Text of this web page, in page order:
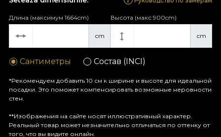
cm
Длина (максимум 1664cm)
cm
Высота (макс 900cm)
Сантиметры Состав (INCI)
*Рекомендуем добавить 10 см к ширине и высоте для идеальной
посадки. Это поможет компенсировать возможные неровности
стен.
**Изображения на сайте носят иллюстративный характер.
Реальный товар может незначительно отличаться по оттенку от
того, что вы видите онлайн.